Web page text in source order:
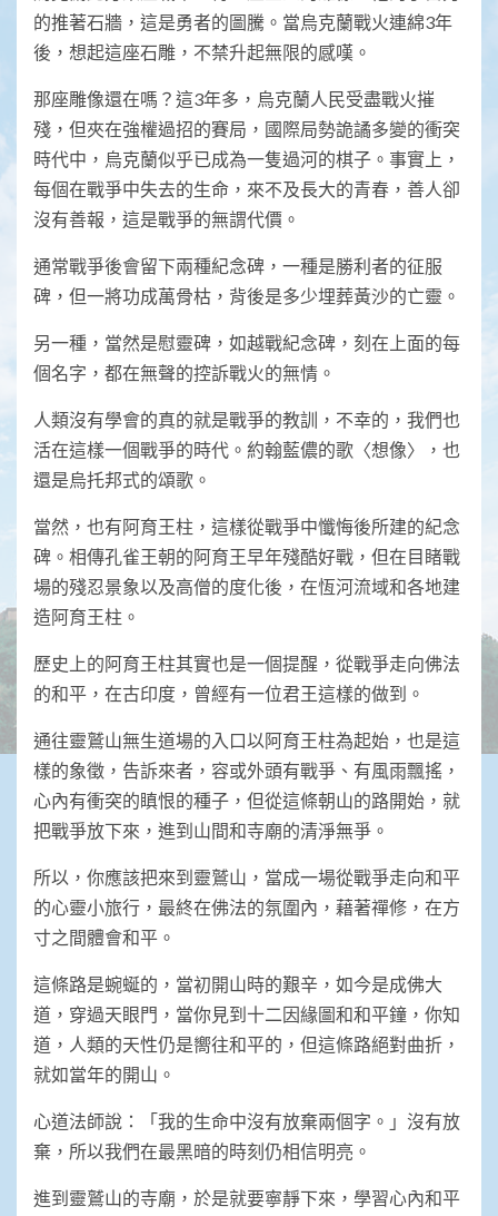
的推著石牆，這是勇者的圖騰。當烏克蘭戰火連綿3年
後，想起這座石雕，不禁升起無限的感嘆。
那座雕像還在嗎？這3年多，烏克蘭人民受盡戰火摧
殘，但夾在強權過招的賽局，國際局勢詭譎多變的衝突
時代中，烏克蘭似乎已成為一隻過河的棋子。事實上，
每個在戰爭中失去的生命，來不及長大的青春，善人卻
沒有善報，這是戰爭的無謂代價。
通常戰爭後會留下兩種紀念碑，一種是勝利者的征服
碑，但一將功成萬骨枯，背後是多少埋葬黃沙的亡靈。
另一種，當然是慰靈碑，如越戰紀念碑，刻在上面的每
個名字，都在無聲的控訴戰火的無情。
人類沒有學會的真的就是戰爭的教訓，不幸的，我們也
活在這樣一個戰爭的時代。約翰藍儂的歌〈想像〉，也
還是烏托邦式的頌歌。
當然，也有阿育王柱，這樣從戰爭中懺悔後所建的紀念
碑。相傳孔雀王朝的阿育王早年殘酷好戰，但在目睹戰
場的殘忍景象以及高僧的度化後，在恆河流域和各地建
造阿育王柱。
歷史上的阿育王柱其實也是一個提醒，從戰爭走向佛法
的和平，在古印度，曾經有一位君王這樣的做到。
通往靈鷲山無生道場的入口以阿育王柱為起始，也是這
樣的象徵，告訴來者，容或外頭有戰爭、有風雨飄搖，
心內有衝突的瞋恨的種子，但從這條朝山的路開始，就
把戰爭放下來，進到山間和寺廟的清淨無爭。
所以，你應該把來到靈鷲山，當成一場從戰爭走向和平
的心靈小旅行，最終在佛法的氛圍內，藉著禪修，在方
寸之間體會和平。
這條路是蜿蜒的，當初開山時的艱辛，如今是成佛大
道，穿過天眼門，當你見到十二因緣圖和和平鐘，你知
道，人類的天性仍是嚮往和平的，但這條路絕對曲折，
就如當年的開山。
心道法師說：「我的生命中沒有放棄兩個字。」沒有放
棄，所以我們在最黑暗的時刻仍相信明亮。
進到靈鷲山的寺廟，於是就要寧靜下來，學習心內和平